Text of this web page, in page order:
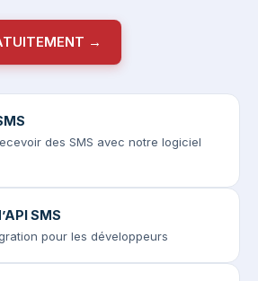
→
des SMS avec notre logiciel
SMS
pour les développeurs